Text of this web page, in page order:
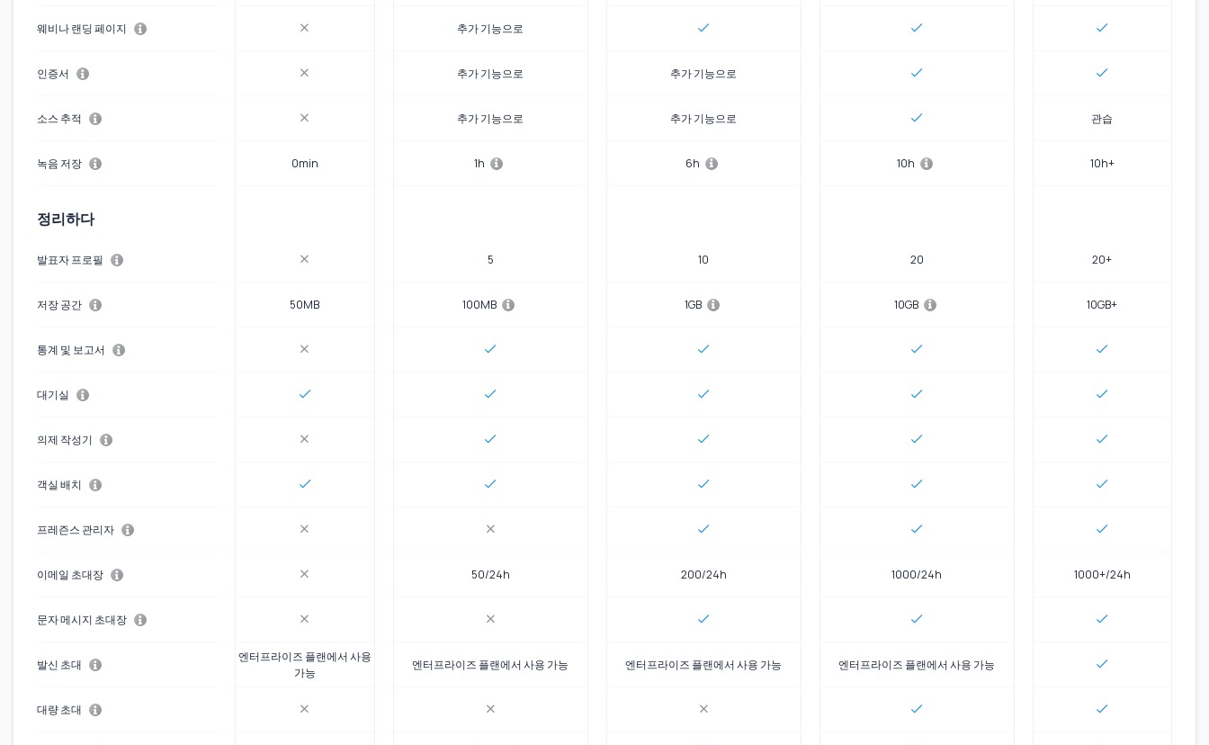
웨비나 랜딩 페이지
인증서
소스 추적
녹음 저장
정리하다
발표자 프로필
저장 공간
통계 및 보고서
대기실
의제 작성기
객실 배치
프레즌스 관리자
이메일 초대장
문자 메시지 초대장
발신 초대
대량 초대
0min
50MB
엔터프라이즈 플랜에서 사용
가능
추가 기능으로
추가 기능으로
추가 기능으로
1h
5
100MB
50/24h
엔터프라이즈 플랜에서 사용 가능
추가 기능으로
추가 기능으로
6h
10
1GB
200/24h
엔터프라이즈 플랜에서 사용 가능
10h
20
10GB
1000/24h
엔터프라이즈 플랜에서 사용 가능
관습
10h+
20+
10GB+
1000+/24h